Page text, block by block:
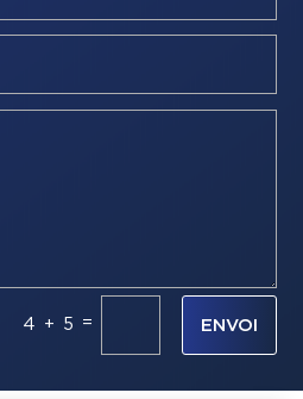
4 + 5 = ENVOI